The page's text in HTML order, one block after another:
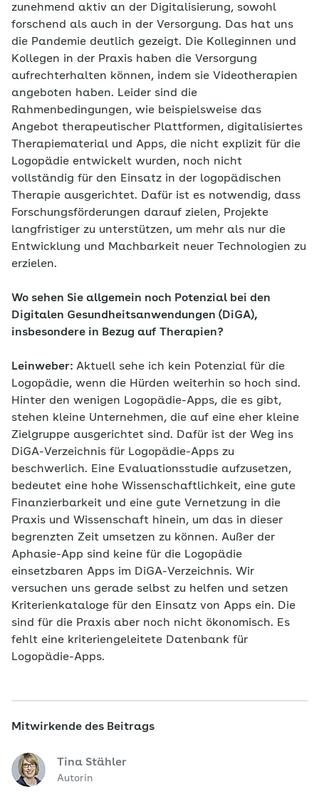
zunehmend aktiv an der Digitalisierung, sowohl
forschend als auch in der Versorgung. Das hat uns
die Pandemie deutlich gezeigt. Die Kolleginnen und
Kollegen in der Praxis haben die Versorgung
aufrechterhalten können, indem sie Videotherapien
angeboten haben. Leider sind die
Rahmenbedingungen, wie beispielsweise das
Angebot therapeutischer Plattformen, digitalisiertes
Therapiematerial und Apps, die nicht explizit für die
Logopädie entwickelt wurden, noch nicht
vollständig für den Einsatz in der logopädischen
Therapie ausgerichtet. Dafür ist es notwendig, dass
Forschungsförderungen darauf zielen, Projekte
langfristiger zu unterstützen, um mehr als nur die
Entwicklung und Machbarkeit neuer Technologien zu
erzielen.
Wo sehen Sie allgemein noch Potenzial bei den
Digitalen Gesundheitsanwendungen (DiGA),
insbesondere in Bezug auf Therapien?
Leinweber: Aktuell sehe ich kein Potenzial für die
Logopädie, wenn die Hürden weiterhin so hoch sind.
Hinter den wenigen Logopädie-Apps, die es gibt,
stehen kleine Unternehmen, die auf eine eher kleine
Zielgruppe ausgerichtet sind. Dafür ist der Weg ins
DiGA-Verzeichnis für Logopädie-Apps zu
beschwerlich. Eine Evaluationsstudie aufzusetzen,
bedeutet eine hohe Wissenschaftlichkeit, eine gute
Finanzierbarkeit und eine gute Vernetzung in die
Praxis und Wissenschaft hinein, um das in dieser
begrenzten Zeit umsetzen zu können. Außer der
Aphasie-App sind keine für die Logopädie
einsetzbaren Apps im DiGA-Verzeichnis. Wir
versuchen uns gerade selbst zu helfen und setzen
Kriterienkataloge für den Einsatz von Apps ein. Die
sind für die Praxis aber noch nicht ökonomisch. Es
fehlt eine kriteriengeleitete Datenbank für
Logopädie-Apps.
Mitwirkende des Beitrags
Tina Stähler
Autorin